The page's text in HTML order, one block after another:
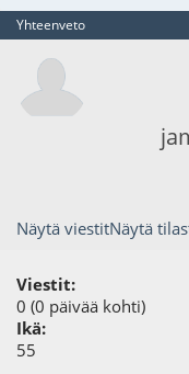
Yhteenveto
Näytä viestitNäytä
Viestit:
0 (0 päivää kohti)
Ikä:
55